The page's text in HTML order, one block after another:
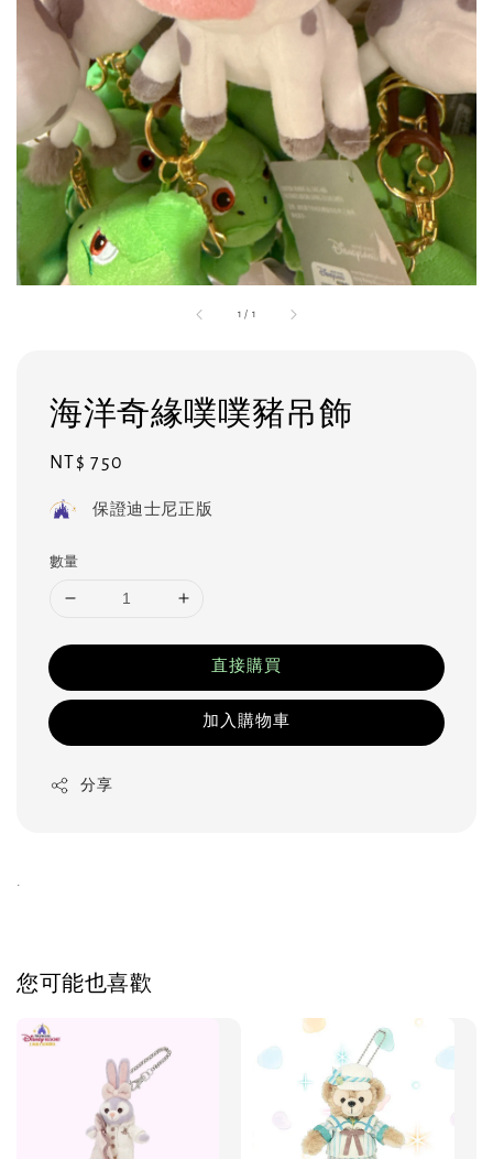
1 / 1
海洋奇緣噗噗豬吊飾
Regular
NT$ 750
保證迪士尼正版
數量
直接購買
加入購物車
分享
您可能也喜歡